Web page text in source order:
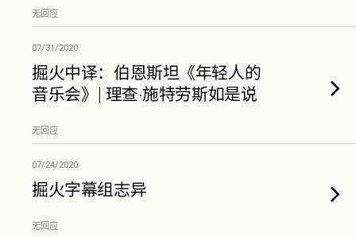
无回应
07/31/2020
掘火中译：伯恩斯坦《年轻人的
音乐会》| 理查·施特劳斯如是说
无回应
07/24/2020
掘火字幕组志异
无回应